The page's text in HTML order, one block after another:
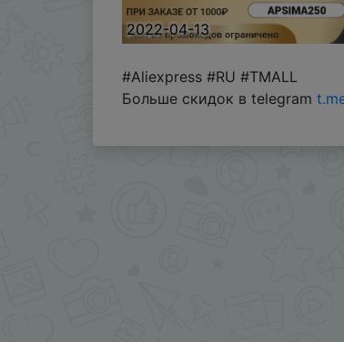
2022-04-13
#Aliexpress #RU #TMALL
Больше скидок в telegram